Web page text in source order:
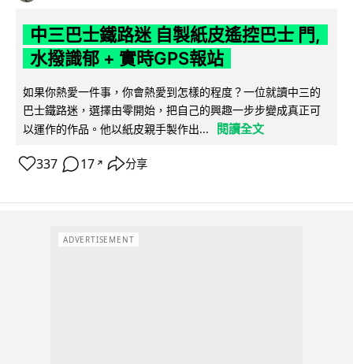
中三巴士鐵路迷 自製紙皮遙控巴士 門,
水撥識郁 + 實時GPS報站
如果你熱愛一件事，你會熱愛到怎樣的程度？一位就讀中三的
巴士鐵路迷，選擇由零開始，把自己的興趣一步步變成真正可
以運作的作品。他以紙皮親手製作出...
閱讀全文
337 17 ↗ 分享
ADVERTISEMENT